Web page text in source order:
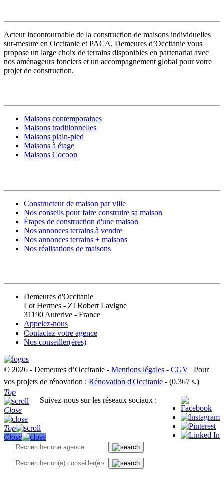
Acteur incontournable de la construction de maisons individuelles
sur-mesure en Occitanie et PACA, Demeures d’Occitanie vous
propose un large choix de terrains disponibles en partenariat avec
nos aménageurs fonciers et un accompagnement global pour votre
projet de construction.
Maisons contemporaines
Maisons traditionnelles
Maisons plain-pied
Maisons à étage
Maisons Cocoon
Constructeur de maison par ville
Nos conseils pour faire construire sa maison
Étapes de construction d'une maison
Nos annonces terrains à vendre
Nos annonces terrains + maisons
Nos réalisations de maisons
Demeures d'Occitanie
Lot Hermes - ZI Robert Lavigne
31190 Auterive - France
Appelez-nous
Contactez votre agence
Nos conseiller(ères)
© 2026 - Demeures d’Occitanie - Mentions légales - CGV | Pour
vos projets de rénovation : Rénovation d'Occitanie - (0.367 s.)
Suivez-nous sur les réseaux sociaux :
Top
Close
Top
Close